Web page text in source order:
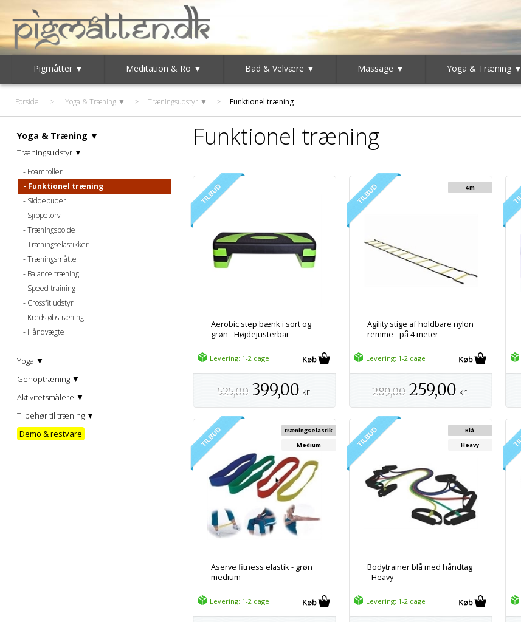
Pigmåtter ▼ Meditation & Ro ▼ Bad & Velvære ▼ Massage ▼ Yoga & Træning ▼
Yoga & Træning ▼
Træningsudstyr ▼
Foamroller
Funktionel træning
Siddepuder
Sjippetorv
Træningsbolde
Træningselastikker
Træningsmåtte
Balance træning
Speed training
Crossfit udstyr
Kredsløbstræning
Håndvægte
Yoga ▼
Genoptræning ▼
Aktivitetsmålere ▼
Tilbehør til træning ▼
Demo & restvare
Forside > Yoga & Træning ▼ > Træningsudstyr ▼ > Funktionel træning
Funktionel træning
Aerobic step bænk i sort og
grøn - Højdejusterbar
Levering: 1-2 dage
525,00 399,00 kr.
Agility stige af holdbare nylon
remme - på 4 meter
4 m
Levering: 1-2 dage
289,00 259,00 kr.
Aserve fitness elastik - grøn
medium
træningselastik
Medium
Levering: 1-2 dage
Bodytrainer blå med håndtag
- Heavy
Blå
Heavy
Levering: 1-2 dage